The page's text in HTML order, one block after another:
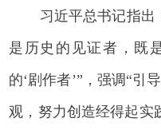
习近平总书记指出
是历史的见证者，既
的‘剧作者’”，强调“引
观，努力创造经得起实